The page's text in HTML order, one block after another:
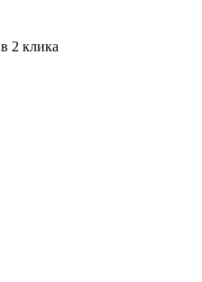
2 клика